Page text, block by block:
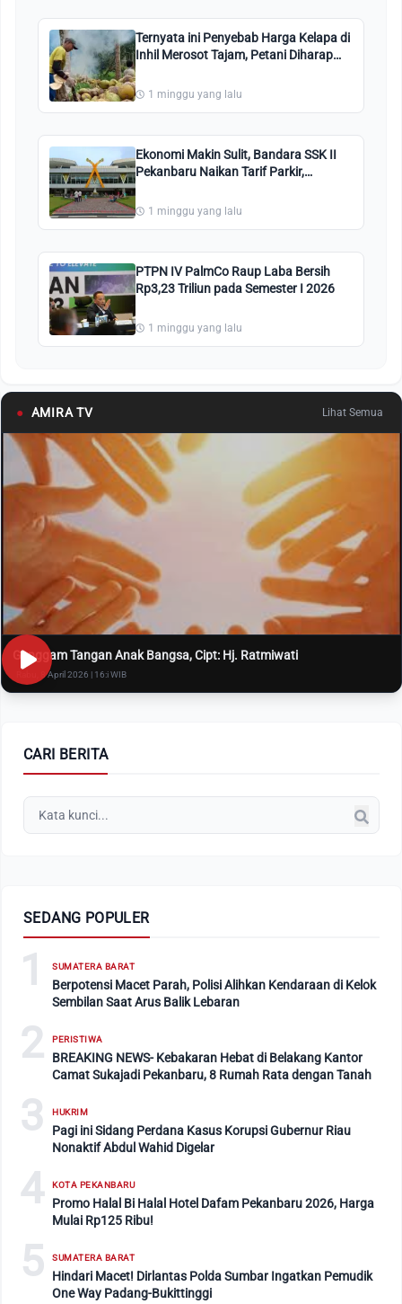
Ternyata ini Penyebab Harga Kelapa di
Inhil Merosot Tajam, Petani Diharap
1 minggu yang lalu
Ekonomi Makin Sulit, Bandara SSK II
Pekanbaru Naikan Tarif Parkir,
1 minggu yang lalu
PTPN IV PalmCo Raup Laba Bersih
Rp3,23 Triliun pada Semester I 2026
1 minggu yang lalu
● AMIRA TV Lihat Semua
Genggam Tangan Anak Bangsa, Cipt: Hj. Ratmiwati
Rabu, 8 April 2026 | 16:i WIB
CARI BERITA
SEDANG POPULER
1 SUMATERA BARAT
Berpotensi Macet Parah, Polisi Alihkan Kendaraan di Kelok
Sembilan Saat Arus Balik Lebaran
2 PERISTIWA
BREAKING NEWS- Kebakaran Hebat di Belakang Kantor
Camat Sukajadi Pekanbaru, 8 Rumah Rata dengan Tanah
3 HUKRIM
Pagi ini Sidang Perdana Kasus Korupsi Gubernur Riau
Nonaktif Abdul Wahid Digelar
4 KOTA PEKANBARU
Promo Halal Bi Halal Hotel Dafam Pekanbaru 2026, Harga
Mulai Rp125 Ribu!
5 SUMATERA BARAT
Hindari Macet! Dirlantas Polda Sumbar Ingatkan Pemudik
One Way Padang-Bukittinggi